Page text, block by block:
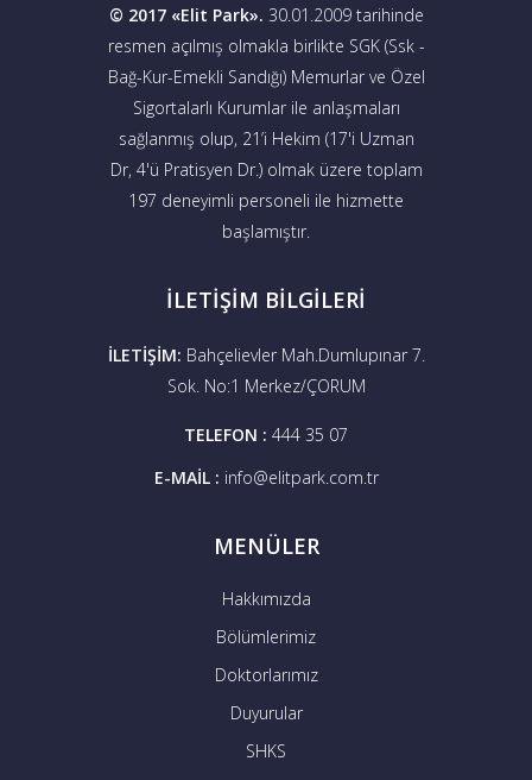
© 2017 «Elit Park». 30.01.2009 tarihinde
resmen açılmış olmakla birlikte SGK (Ssk -
Bağ-Kur-Emekli Sandığı) Memurlar ve Özel
Sigortalarlı Kurumlar ile anlaşmaları
sağlanmış olup, 21’i Hekim (17'i Uzman
Dr, 4'ü Pratisyen Dr.) olmak üzere toplam
197 deneyimli personeli ile hizmette
başlamıştır.
İLETİŞİM BİLGİLERİ
İLETİŞİM: Bahçelievler Mah.Dumlupınar 7.
Sok. No:1 Merkez/ÇORUM
ТELEFON : 444 35 07
E-MAİL : info@elitpark.com.tr
MENÜLER
Hakkımızda
Bölümlerimiz
Doktorlarımız
Duyurular
SHKS